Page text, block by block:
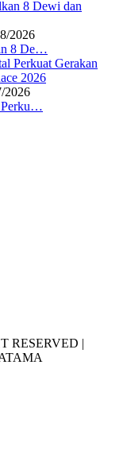
2026
8 De…
2026
Perku…
RESERVED |